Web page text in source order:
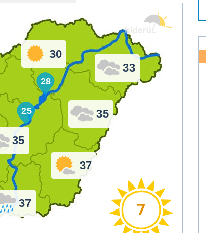
37
35
30
37
35
33
25
28
7